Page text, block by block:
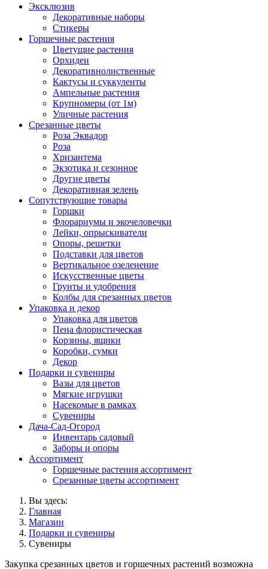
Эксклюзив
Декоративные наборы
Стикеры
Горшечные растения
Цветущие растения
Орхидеи
Декоративнолиственные
Кактусы и суккуленты
Ампельные растения
Крупномеры (от 1м)
Уличные растения
Срезанные цветы
Роза Эквадор
Роза
Хризантема
Экзотика и сезонное
Другие цветы
Декоративная зелень
Сопутствующие товары
Горшки
Флорариумы и экочеловечки
Лейки, опрыскиватели
Опоры, решетки
Подставки для цветов
Вертикальное озеленение
Искусственные цветы
Грунты и удобрения
Колбы для срезанных цветов
Упаковка и декор
Упаковка для цветов
Пена флористическая
Корзины, ящики
Коробки, сумки
Декор
Подарки и сувениры
Вазы для цветов
Мягкие игрушки
Насекомые в рамках
Сувениры
Дача-Сад-Огород
Инвентарь садовый
Заборы и опоры
Ассортимент
Горшечные растения ассортимент
Срезанные цветы ассортимент
Вы здесь:
Главная
Магазин
Подарки и сувениры
Сувениры
Закупка срезанных цветов и горшечных растений возможна